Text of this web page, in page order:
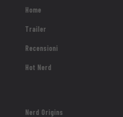
Home
Trailer
Recensioni
Hot Nerd
Nerd Origins